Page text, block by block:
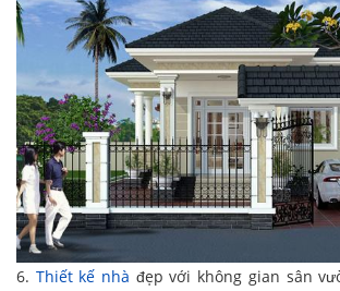
6. Thiết kế nhà đẹp với không gian sân